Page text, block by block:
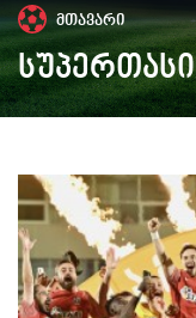
მთავარი
სუპერთასი